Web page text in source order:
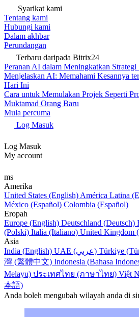
Syarikat kami
Tentang kami
Hubungi kami
Dalam akhbar
Perundangan
Terbaru daripada Bitrix24
Peranan AI dalam Meningkatkan Strategi
Menjelaskan AI: Memahami Kesannya
Hari Ini
Cara untuk Memulakan Projek Seperti
Muktamad Orang Baru
Mula percuma
Log Masuk
Log Masuk
My account
ms
Amerika
United States (English) América Latina
México (Español) Colombia (Español)
Eropah
Europe (English) Deutschland (Deutsch)
(Polski) Italia (Italiano) United Kingdom
Asia
India (English)
UAE (عربي) Türkiye
灣 (繁體中文) Indonesia (Bahasa
Melayu) ประเทศไทย (ภาษาไทย) Việt
本語)
Anda boleh mengubah wilayah anda di